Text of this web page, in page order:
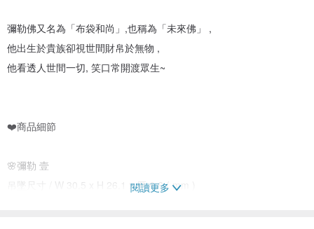
彌勒佛又名為「布袋和尚」,也稱為「未來佛」 ,
他出生於貴族卻視世間財帛於無物 ,
他看透人世間一切, 笑口常開渡眾生~
❤️商品細節
🌸彌勒 壹
吊墜尺寸 / W 30.5 x H 26.1 x 厚 6.6 ( mm )
閱讀更多